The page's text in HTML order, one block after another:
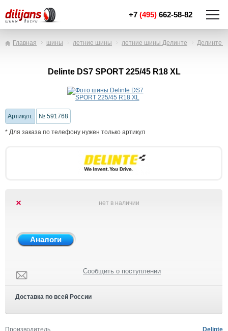
+7 (495) 662-58-82
Главная шины летние шины летние шины Делинте Делинте
Delinte DS7 SPORT 225/45 R18 XL
Артикул: № 591768
* Для заказа по телефону нужен только артикул
нет в наличии
Аналоги
Сообщить о поступлении
Доставка по всей России
Производитель
Delinte